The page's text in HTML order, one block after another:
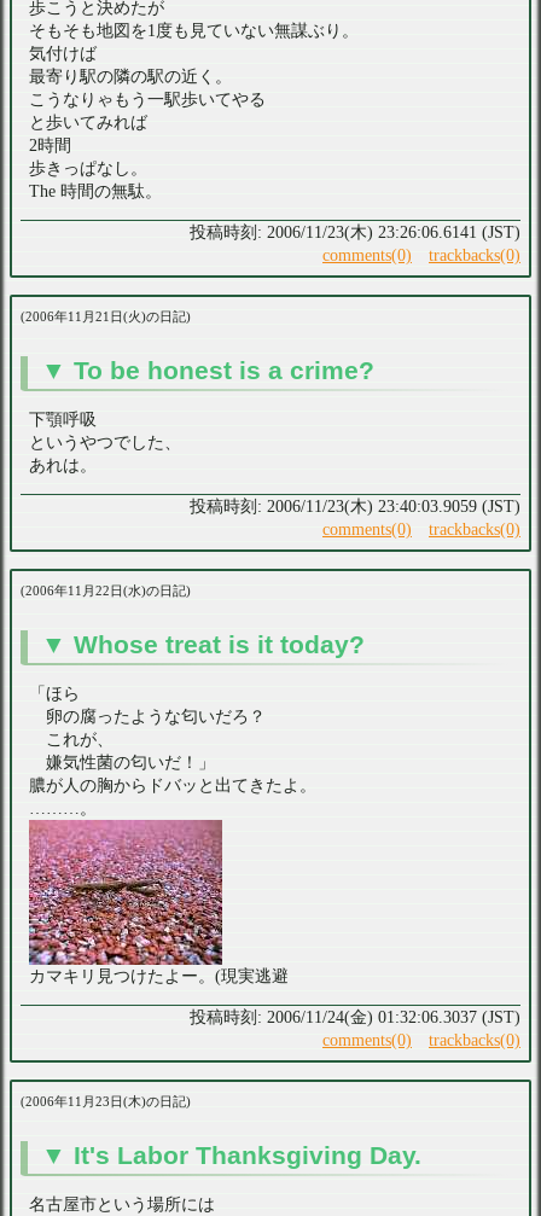
歩こうと決めたが
そもそも地図を1度も見ていない無謀ぶり。
気付けば
最寄り駅の隣の駅の近く。
こうなりゃもう一駅歩いてやる
と歩いてみれば
2時間
歩きっぱなし。
The 時間の無駄。
2006/11/23(木) 23:26:06.6141 (JST)
comments(0)
trackbacks(0)
2006年11月21日(火)の日記
To be honest is a crime?
下顎呼吸
というやつでした、
あれは。
2006/11/23(木) 23:40:03.9059 (JST)
comments(0)
trackbacks(0)
2006年11月22日(水)の日記
Whose treat is it today?
「ほら
卵の腐ったような匂いだろ？
これが、
嫌気性菌の匂いだ！」
膿が人の胸からドバッと出てきたよ。
………。
カマキリ見つけたよー。(現実逃避
2006/11/24(金) 01:32:06.3037 (JST)
comments(0)
trackbacks(0)
2006年11月23日(木)の日記
It's Labor Thanksgiving Day.
名古屋市という場所には